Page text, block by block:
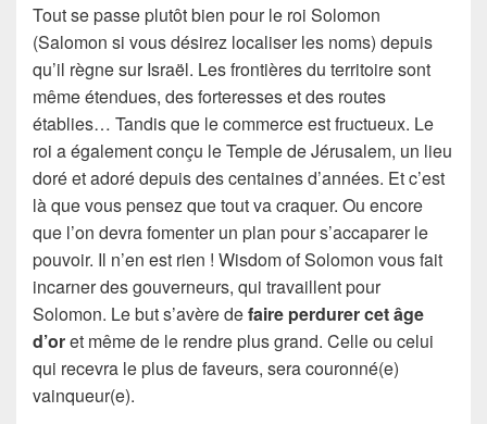
Tout se passe plutôt bien pour le roi Solomon
(Salomon si vous désirez localiser les noms) depuis
qu’il règne sur Israël. Les frontières du territoire sont
même étendues, des forteresses et des routes
établies… Tandis que le commerce est fructueux. Le
roi a également conçu le Temple de Jérusalem, un lieu
doré et adoré depuis des centaines d’années. Et c’est
là que vous pensez que tout va craquer. Ou encore
que l’on devra fomenter un plan pour s’accaparer le
pouvoir. Il n’en est rien ! Wisdom of Solomon vous fait
incarner des gouverneurs, qui travaillent pour
Solomon. Le but s’avère defaire perdurer cet âge
d’oret même de le rendre plus grand. Celle ou celui
qui recevra le plus de faveurs, sera couronné(e)
vainqueur(e).